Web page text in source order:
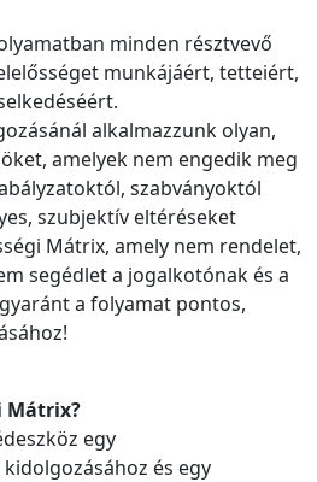
minden résztvevő
munkájáért, tetteiért,
alkalmazzunk olyan,
amelyek nem engedik meg
szabványoktól
szubjektív eltéréseket
Mátrix, amely nem rendelet,
segédlet a jogalkotónak és a
a folyamat pontos,
Mátrix?
egy
és egy